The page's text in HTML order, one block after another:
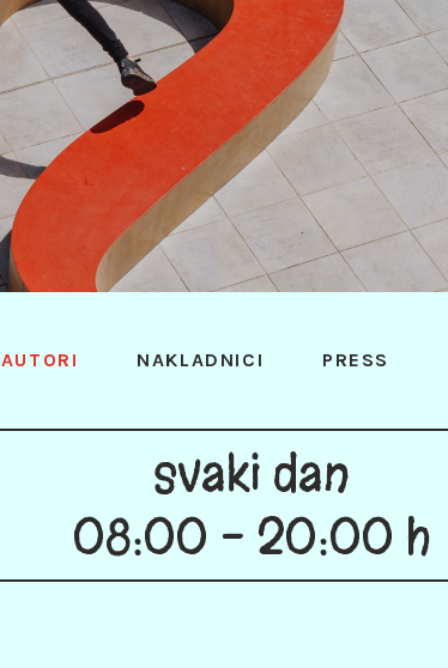
AUTORI NAKLADNICI PRESS
svaki dan
08:00 - 20:00 h